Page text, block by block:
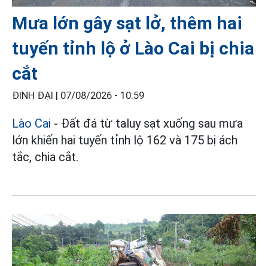
Mưa lớn gây sạt lở, thêm hai
tuyến tỉnh lộ ở Lào Cai bị chia
cắt
ĐINH ĐẠI | 07/08/2026 - 10:59
Lào Cai - Đất đá từ taluy sạt xuống sau mưa
lớn khiến hai tuyến tỉnh lộ 162 và 175 bị ách
tắc, chia cắt.